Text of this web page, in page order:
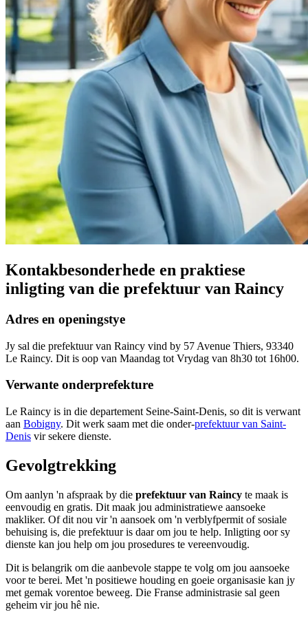
Kontakbesonderhede en praktiese
inligting van die prefektuur van Raincy
Adres en openingstye
Jy sal die prefektuur van Raincy vind by 57 Avenue Thiers, 93340
Le Raincy. Dit is oop van Maandag tot Vrydag van 8h30 tot 16h00.
Verwante onderprefekture
Le Raincy is in die departement Seine-Saint-Denis, so dit is verwant
aan Bobigny. Dit werk saam met die onder-prefektuur van Saint-
Denis vir sekere dienste.
Gevolgtrekking
Om aanlyn 'n afspraak by die prefektuur van Raincy te maak is
eenvoudig en gratis. Dit maak jou administratiewe aansoeke
makliker. Of dit nou vir 'n aansoek om 'n verblyfpermit of sosiale
behuising is, die prefektuur is daar om jou te help. Inligting oor sy
dienste kan jou help om jou prosedures te vereenvoudig.
Dit is belangrik om die aanbevole stappe te volg om jou aansoeke
voor te berei. Met 'n positiewe houding en goeie organisasie kan jy
met gemak vorentoe beweeg. Die Franse administrasie sal geen
geheim vir jou hê nie.